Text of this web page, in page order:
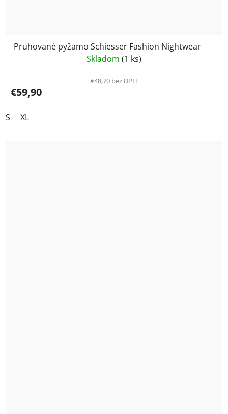
Pruhované pyžamo Schiesser Fashion Nightwear
Skladom (1 ks)
€48,70 bez DPH
€59,90
S XL